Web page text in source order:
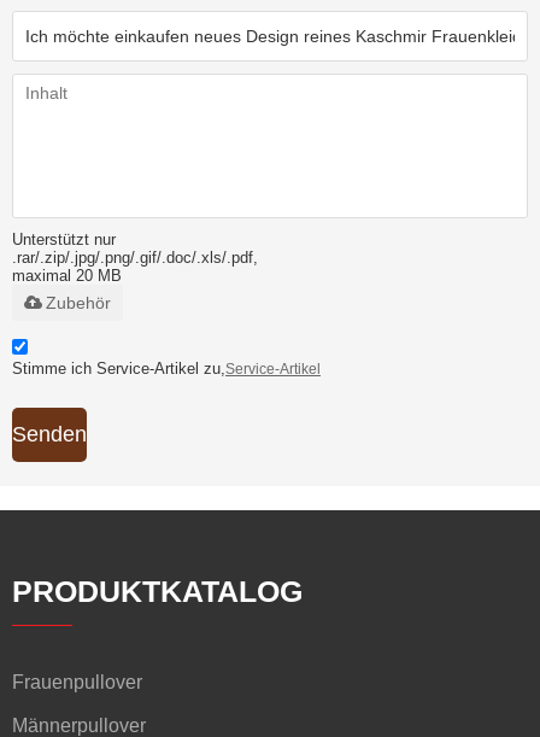
Unterstützt nur
.rar/.zip/.jpg/.png/.gif/.doc/.xls/.pdf,
maximal 20 MB
Zubehör
Stimme ich Service-Artikel zu, Service-Artikel
Senden
PRODUKTKATALOG
Frauenpullover
Männerpullover